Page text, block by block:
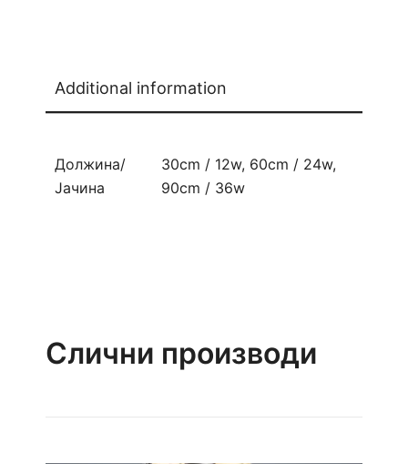
Additional information
Должина/
Јачина
30cm / 12w, 60cm / 24w,
90cm / 36w
Слични производи